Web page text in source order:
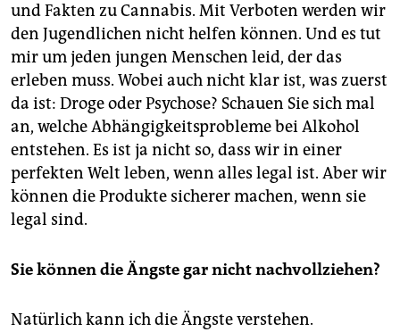
und Fakten zu Cannabis. Mit Verboten werden wir
den Jugendlichen nicht helfen können. Und es tut
mir um jeden jungen Menschen leid, der das
erleben muss. Wobei auch nicht klar ist, was zuerst
da ist: Droge oder Psychose? Schauen Sie sich mal
an, welche Abhängigkeitsprobleme bei Alkohol
entstehen. Es ist ja nicht so, dass wir in einer
perfekten Welt leben, wenn alles legal ist. Aber wir
können die Produkte sicherer machen, wenn sie
legal sind.
Sie können die Ängste gar nicht nachvollziehen?
Natürlich kann ich die Ängste verstehen.